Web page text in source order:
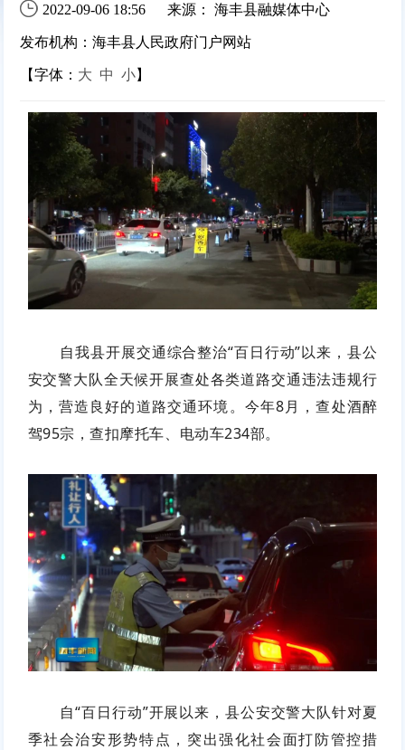
2022-09-06 18:56 来源： 海丰县融媒体中心
发布机构：海丰县人民政府门户网站
【字体： 大 中 小】
自我县开展交通综合整治“百日行动”以来，县公
安交警大队全天候开展查处各类道路交通违法违规行
为，营造良好的道路交通环境。今年8月，查处酒醉
驾95宗，查扣摩托车、电动车234部。
自“百日行动”开展以来，县公安交警大队针对夏
季社会治安形势特点，突出强化社会面打防管控措